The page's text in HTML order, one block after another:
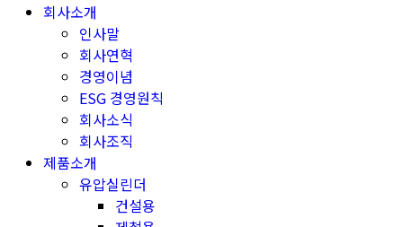
회사소개
인사말
회사연혁
경영이념
ESG 경영원칙
회사소식
회사조직
제품소개
유압실린더
건설용